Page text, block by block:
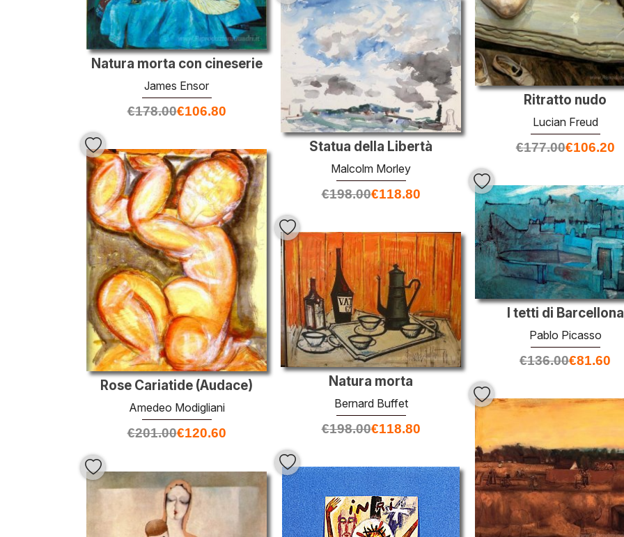
Ritratto nudo
Lucian Freud
€177.00€106.20
Natura morta con cineserie
James Ensor
€178.00€106.80
Statua della Libertà
Malcolm Morley
€198.00€118.80
Rose Cariatide (Audace)
Amedeo Modigliani
€201.00€120.60
I tetti di Barcellona
Pablo Picasso
€136.00€81.60
Natura morta
Bernard Buffet
€198.00€118.80